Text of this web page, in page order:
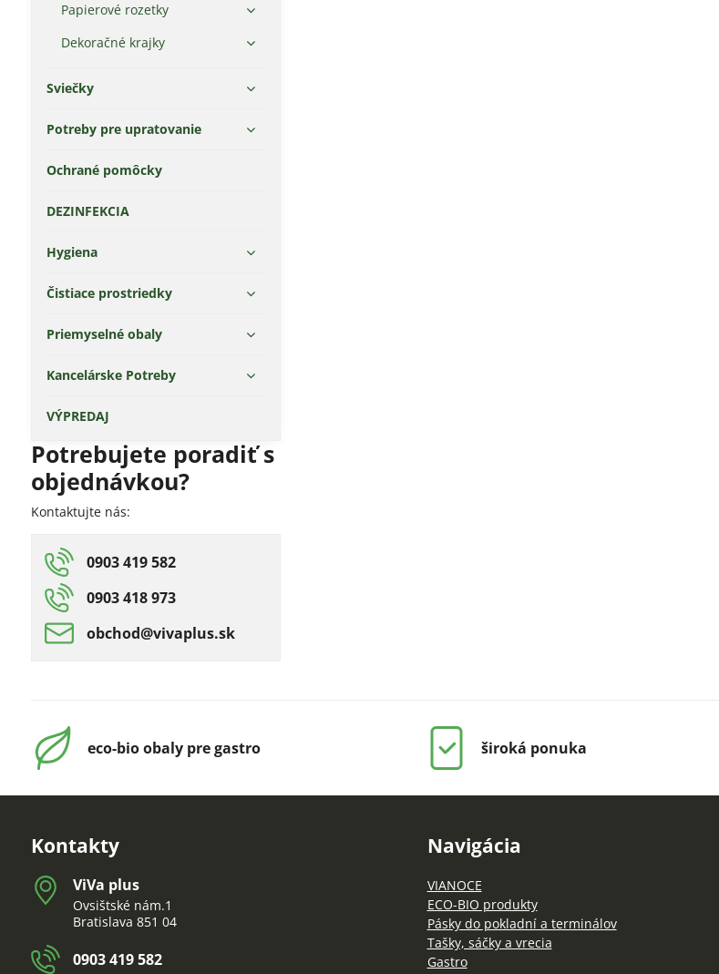
Papierové rozetky
Dekoračné krajky
Sviečky
Potreby pre upratovanie
Ochrané pomôcky
DEZINFEKCIA
Hygiena
Čistiace prostriedky
Priemyselné obaly
Kancelárske Potreby
VÝPREDAJ
Potrebujete poradiť s
objednávkou?
Kontaktujte nás:
0903 419 582
0903 418 973
obchod​@vivaplus​.sk
eco-bio obaly pre gastro široká ponuka
Kontakty
ViVa plus
Ovsištské nám.1
Bratislava 851 04
0903 419 582
Navigácia
VIANOCE
ECO-BIO produkty
Pásky do pokladní a terminálov
Tašky, sáčky a vrecia
Gastro